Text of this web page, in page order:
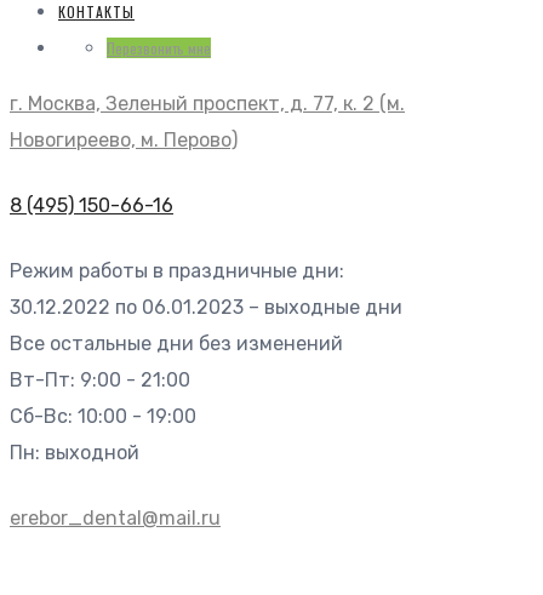
КОНТАКТЫ
Перезвонить мне
г. Москва, Зеленый проспект, д. 77, к. 2 (м.
Новогиреево, м. Перово)
8 (495) 150-66-16
Режим работы в праздничные дни:
30.12.2022 по 06.01.2023 – выходные дни
Все остальные дни без изменений
Вт-Пт: 9:00 - 21:00
Сб-Вс: 10:00 - 19:00
Пн: выходной
erebor_dental@mail.ru